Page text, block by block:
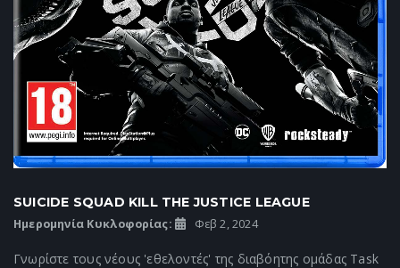
SUICIDE SQUAD KILL THE JUSTICE LEAGUE
Ημερομηνία Κυκλοφορίας: Φεβ 2, 2024
Γνωρίστε τους νέους 'εθελοντές' της διαβόητης ομάδας Task